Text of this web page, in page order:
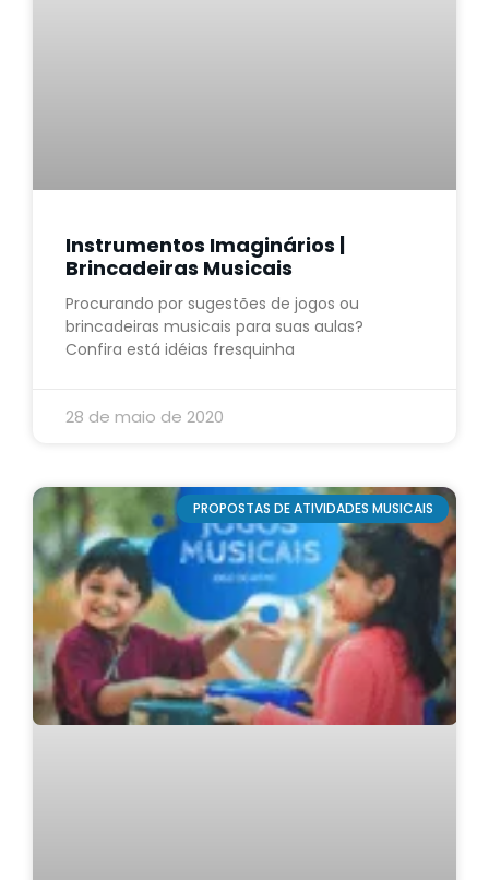
Instrumentos Imaginários |
Brincadeiras Musicais
Procurando por sugestões de jogos ou
brincadeiras musicais para suas aulas?
Confira está idéias fresquinha
28 de maio de 2020
PROPOSTAS DE ATIVIDADES MUSICAIS